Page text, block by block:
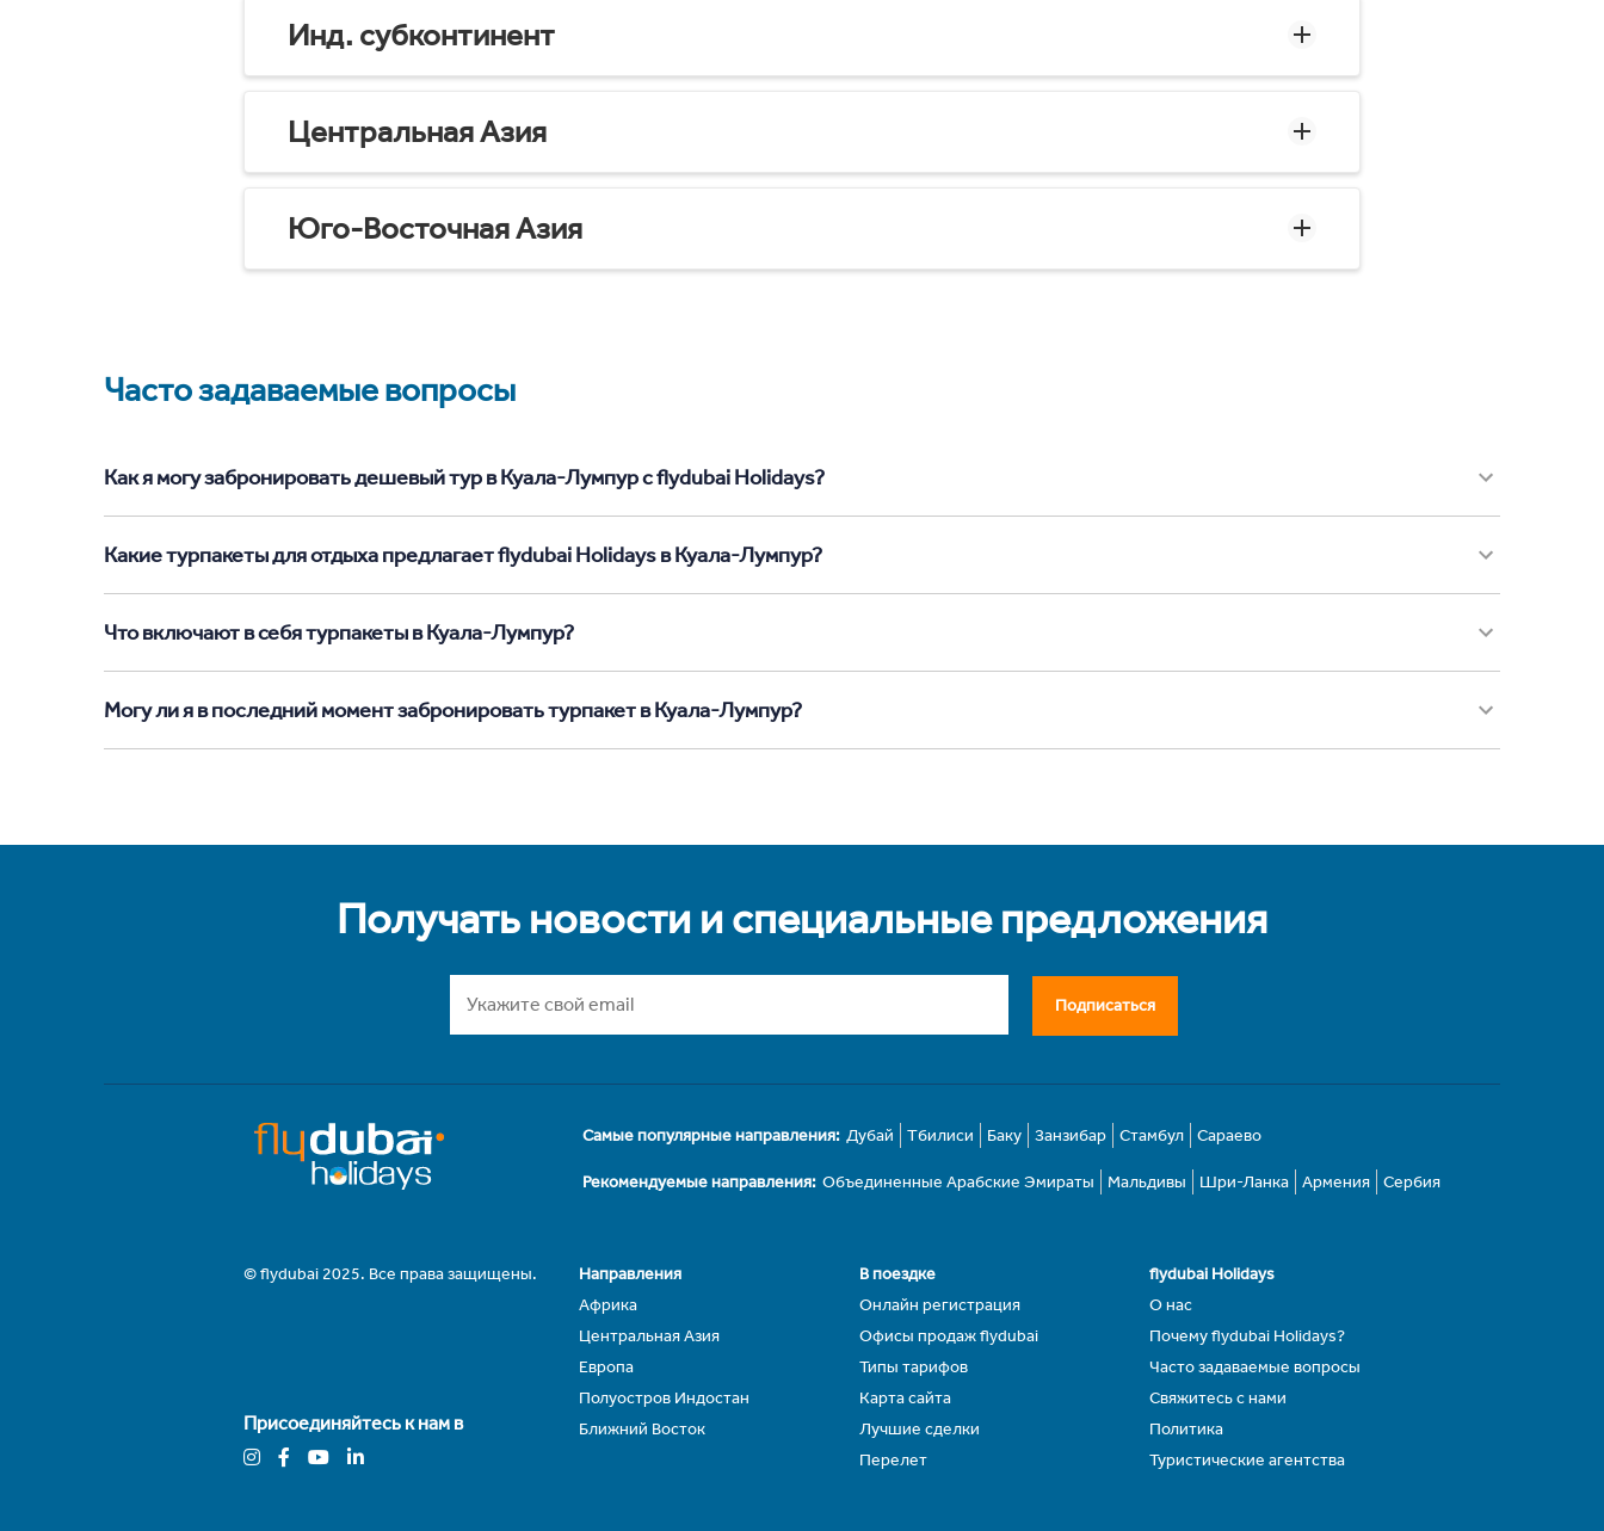
Инд. субконтинент
Центральная Азия
Юго-Восточная Азия
Часто задаваемые вопросы
Как я могу забронировать дешевый тур в Куала-Лумпур с flydubai Holidays?
Какие турпакеты для отдыха предлагает flydubai Holidays в Куала-Лумпур?
Что включают в себя турпакеты в Куала-Лумпур?
Могу ли я в последний момент забронировать турпакет в Куала-Лумпур?
Получать новости и специальные предложения
Подписаться
Самые популярные направления: Дубай Тбилиси Баку Занзибар Стамбул Сараево
Рекомендуемые направления: Объединенные Арабские Эмираты Мальдивы Шри-Ланка Армения Сербия
© flydubai 2025. Все права защищены.
Присоединяйтесь к нам в
Направления
Африка
Центральная Азия
Европа
Полуостров Индостан
Ближний Восток
В поездке
Онлайн регистрация
Офисы продаж flydubai
Типы тарифов
Карта сайта
Лучшие сделки
Перелет
flydubai Holidays
О нас
Почему flydubai Holidays?
Часто задаваемые вопросы
Свяжитесь с нами
Политика
Туристические агентства